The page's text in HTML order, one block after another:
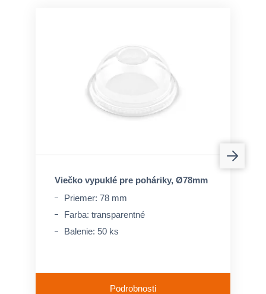
Viečko vypuklé pre poháriky, Ø78mm
Priemer: 78 mm
Farba: transparentné
Balenie: 50 ks
Podrobnosti